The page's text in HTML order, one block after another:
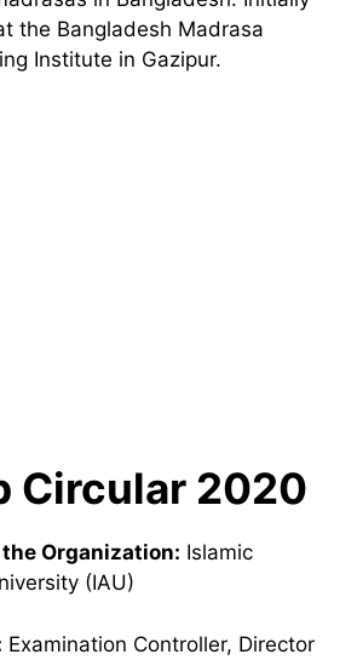
the Bangladesh Madrasa
Institute in Gazipur.
Circular 2020
the Organization: Islamic
(IAU)
Examination Controller, Director